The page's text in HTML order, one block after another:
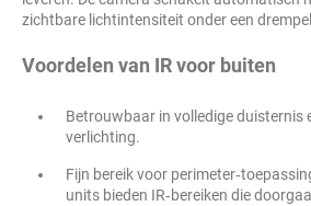
zichtbare lichtintensiteit onder een
Voordelen van IR voor buiten
Betrouwbaar in volledige duisternis
verlichting.
Fijn bereik voor
units bieden IR‑bereiken die